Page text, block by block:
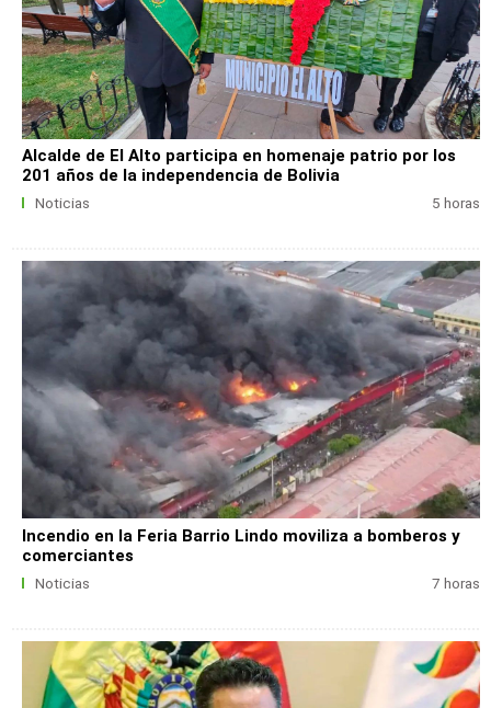
Alcalde de El Alto participa en homenaje patrio por los
201 años de la independencia de Bolivia
Noticias 5 horas
Incendio en la Feria Barrio Lindo moviliza a bomberos y
comerciantes
Noticias 7 horas